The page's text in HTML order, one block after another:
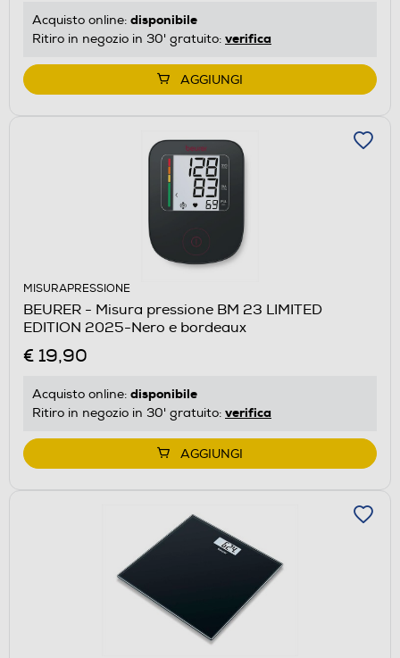
Acquisto online: disponibile
Ritiro in negozio in 30' gratuito: verifica
AGGIUNGI
MISURAPRESSIONE
BEURER - Misura pressione BM 23 LIMITED
EDITION 2025-Nero e bordeaux
€ 19,90
Acquisto online: disponibile
Ritiro in negozio in 30' gratuito: verifica
AGGIUNGI